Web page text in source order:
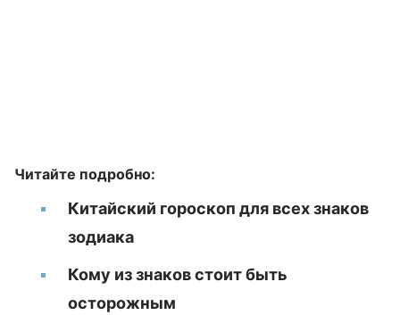
Читайте подробно:
Китайский гороскоп для всех знаков
зодиака
Кому из знаков стоит быть
осторожным